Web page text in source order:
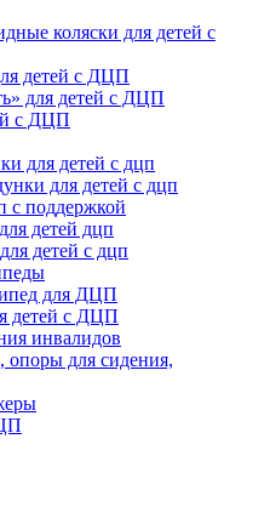
коляски для детей с
детей с ДЦП
для детей с ДЦП
с ДЦП
для детей с дцп
для детей с дцп
с поддержкой
детей дцп
детей с дцп
для ДЦП
детей с ДЦП
инвалидов
опоры для сидения,